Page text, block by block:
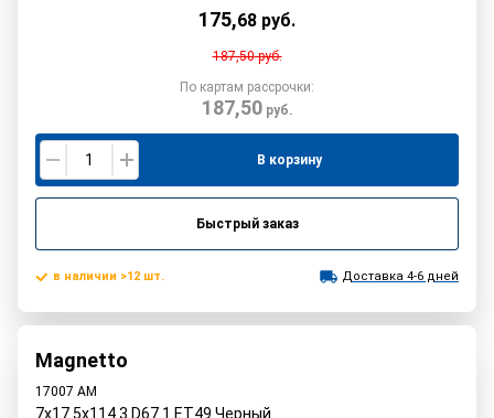
175,68 руб.
187,50руб.
По картам рассрочки:
187,50руб.
В корзину
Быстрый заказ
в наличии >12 шт. Доставка 4-6 дней
Magnetto
17007 AM
7x17 5x114.3 D67.1 ET49 Черный